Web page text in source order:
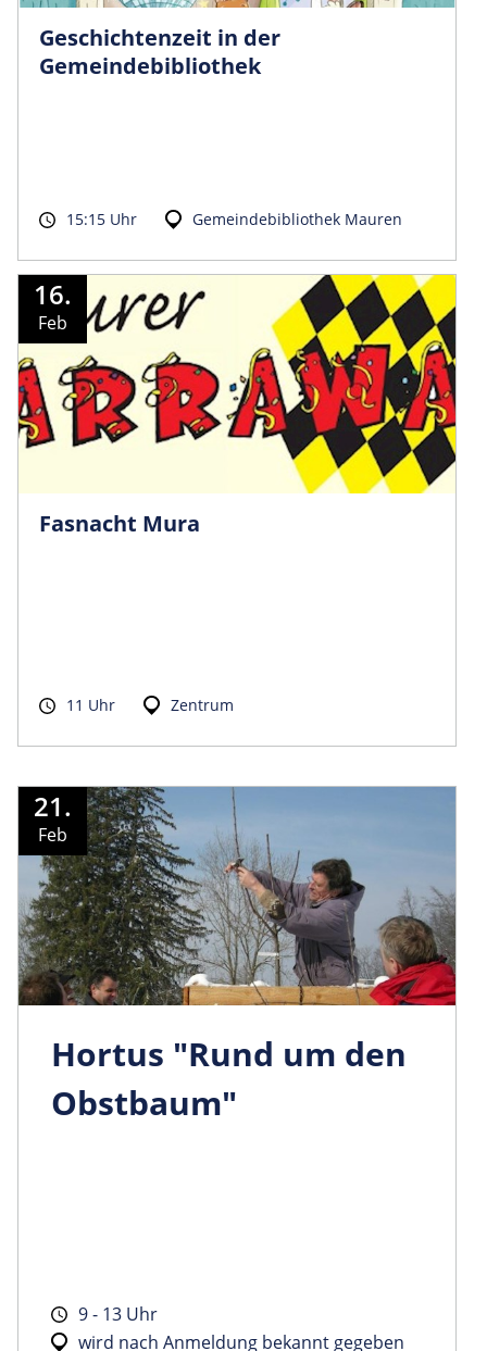
Geschichtenzeit in der
Gemeindebibliothek
15:15 Uhr Gemeindebibliothek Mauren
16.
Feb
Fasnacht Mura
11 Uhr Zentrum
21.
Feb
Hortus "Rund um den
Obstbaum"
9 - 13 Uhr
wird nach Anmeldung bekannt gegeben